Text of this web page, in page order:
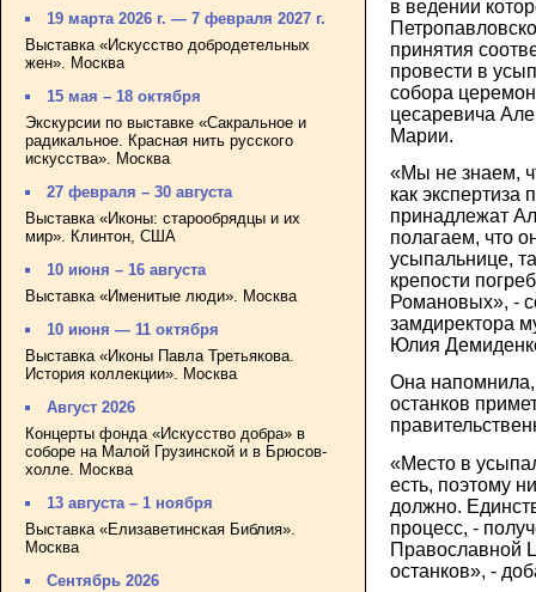
19 марта 2026 г. — 7 февраля 2027 г.
Выставка «Искусство добродетельных
жен». Москва
15 мая – 18 октября
Экскурсии по выставке «Сакральное и
радикальное. Красная нить русского
искусства». Москва
27 февраля – 30 августа
Выставка «Иконы: старообрядцы и их
мир». Клинтон, США
10 июня – 16 августа
Выставка «Именитые люди». Москва
10 июня — 11 октября
Выставка «Иконы Павла Третьякова.
История коллекции». Москва
Август 2026
Концерты фонда «Искусство добра» в
соборе на Малой Грузинской и в Брюсов-
холле. Москва
13 августа – 1 ноября
Выставка «Елизаветинская Библия».
Москва
Сентябрь 2026
в ведении
принятия
провести в
собора
цесаревича
Марии.
«Мы не знаем,
как экспертиза
принадлежат
полагаем, что
усыпальнице,
крепости
Романовых», -
замдиректора
Юлия
Она
останков
«Место в
есть, поэтому
должно.
процесс, -
Православной
останков», -